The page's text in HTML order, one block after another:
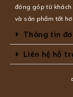
đóng góp từ
và sản phẩm tốt
Thông tin
Liên hệ hỗ